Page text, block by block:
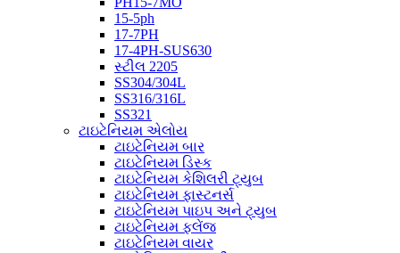
15-5ph
17-7PH
17-4PH-SUS630
સ્ટીલ 2205
SS304/304L
SS316/316L
SS321
ટાઇટેનિયમ એલોય
ટાઇટેનિયમ બાર
ટાઇટેનિયમ ડિસ્ક
ટાઇટેનિયમ કેશિલરી ટ્યુબ
ટાઇટેનિયમ ફાસ્ટનર્સ
ટાઇટેનિયમ પાઇપ અને ટ્યુબ
ટાઇટેનિયમ ફ્લેંજ
ટાઇટેનિયમ વાયર